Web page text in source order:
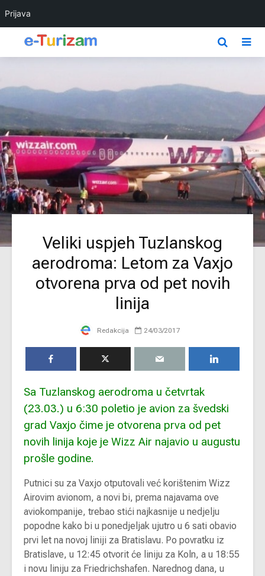
Prijava
Veliki uspjeh Tuzlanskog
aerodroma: Letom za Vaxjo
otvorena prva od pet novih
linija
Redakcija 24/03/2017
Sa Tuzlanskog aerodroma u četvrtak
(23.03.) u 6:30 poletio je avion za švedski
grad Vaxjo čime je otvorena prva od pet
novih linija koje je Wizz Air najavio u augustu
prošle godine.
Putnici su za Vaxjo otputovali već korištenim Wizz
Airovim avionom, a novi bi, prema najavama ove
aviokompanije, trebao stići najkasnije u nedjelju
popodne kako bi u ponedjeljak ujutro u 6 sati obavio
prvi let na novoj liniji za Bratislavu. Po povratku iz
Bratislave, u 12:45 otvorit će liniju za Koln, a u 18:55
i novu liniju za Friedrichshafen. Narednog dana, u